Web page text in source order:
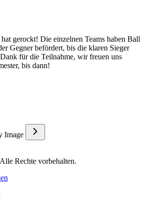
hat gerockt! Die einzelnen Teams haben Ball
Gegner befördert, bis die klaren Sieger
für die Teilnahme, wir freuen uns
bis dann!
Rechte vorbehalten.